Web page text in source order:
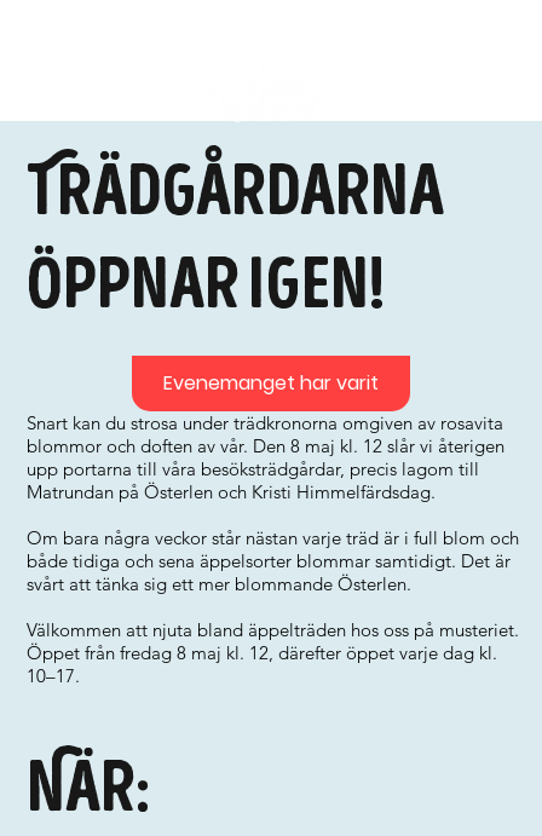
Trädgårdarna
öppnar igen!
Snart kan du strosa under trädkronorna omgiven av rosavita
blommor och doften av vår. Den 8 maj kl. 12 slår vi återigen
upp portarna till våra besöksträdgårdar, precis lagom till
Matrundan på Österlen och Kristi Himmelfärdsdag.
Om bara några veckor står nästan varje träd är i full blom och
både tidiga och sena äppelsorter blommar samtidigt. Det är
svårt att tänka sig ett mer blommande Österlen.
Välkommen att njuta bland äppelträden hos oss på musteriet.
Öppet från fredag 8 maj kl. 12, därefter öppet varje dag kl.
10–17.
När:
Evenemanget har varit